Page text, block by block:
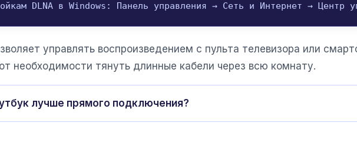
DLNA в Windows: Панель управления → Сеть и Интернет → Центр
управлять воспроизведением с пульта телевизора или
необходимости тянуть длинные кабели через всю комнату.
лучше прямого подключения?